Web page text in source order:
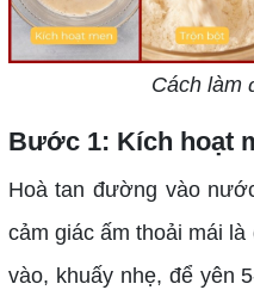
Cách làm
Bước 1: Kích hoạt
Hoà tan đường vào
cảm giác ấm thoải mái
vào, khuấy nhẹ, để yên